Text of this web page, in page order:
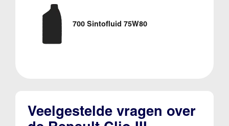
700 Sintofluid 75W80
Veelgestelde vragen over